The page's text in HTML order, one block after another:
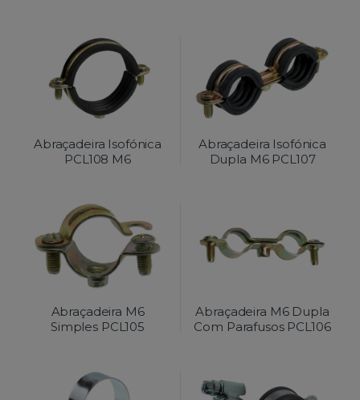
Amarelo/Zincado
Abraçadeira Isofónica
PCL108 M6
Abraçadeira Isofónica
Dupla M6 PCL107
Abraçadeira M6
Simples PCL105
Abraçadeira M6 Dupla
Com Parafusos PCL106